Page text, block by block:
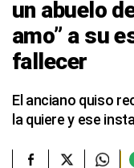
un abuelo
amo” a su
fallecer
El anciano quiso
la quiere y ese